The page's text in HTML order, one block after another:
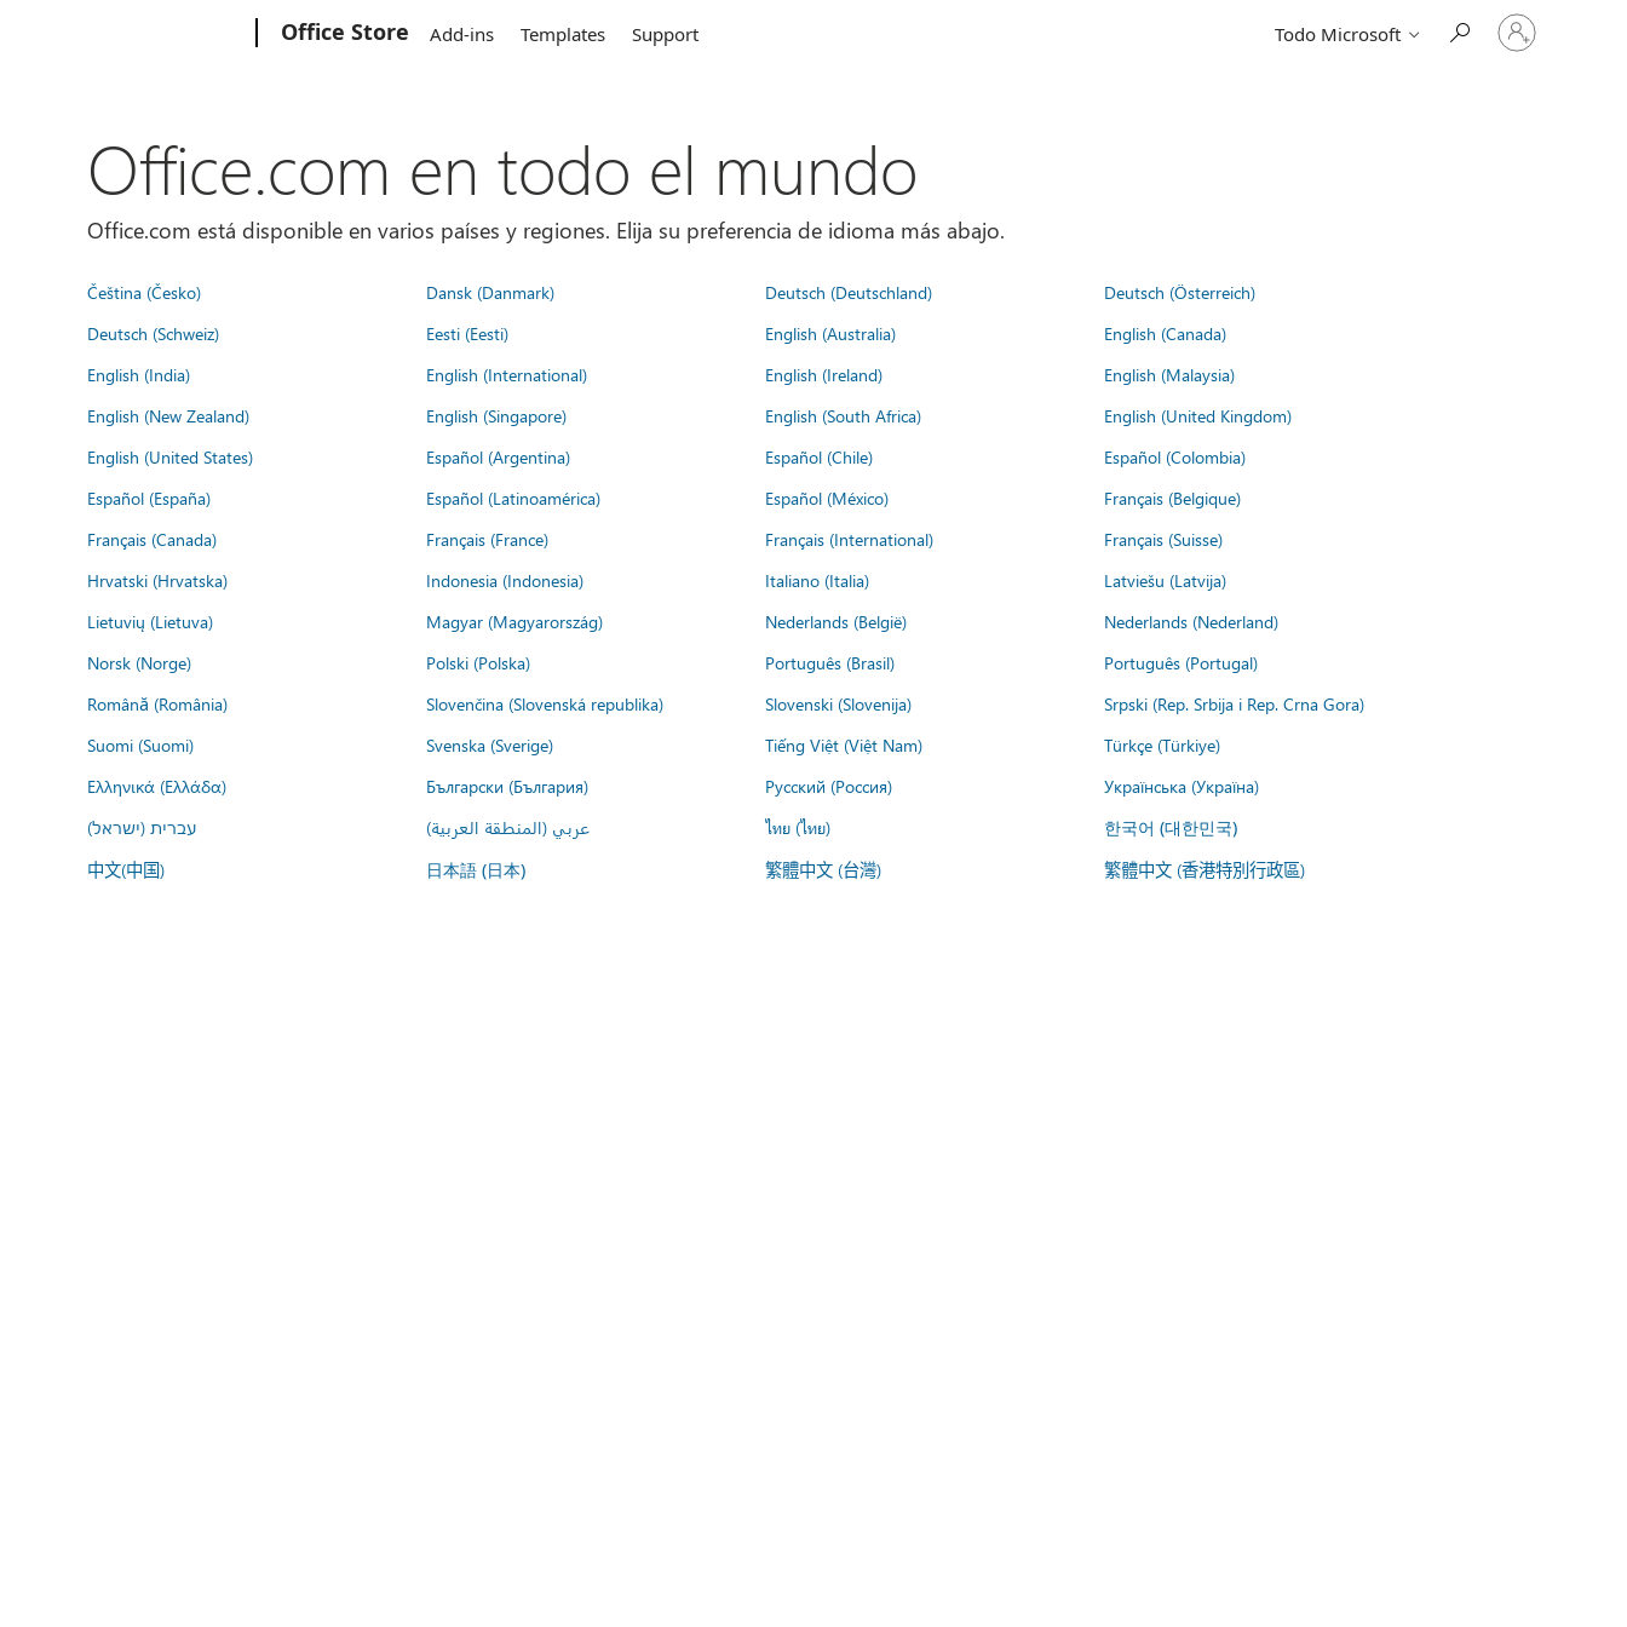
Office Store Add-ins Templates Support Todo Microsoft
Iniciar
sesión
Office.com en todo el mundo
Office.com está disponible en varios países y regiones. Elija su preferencia de idioma más abajo.
Čeština (Česko) Dansk (Danmark) Deutsch (Deutschland)
Deutsch (Österreich)
Deutsch (Schweiz)
Eesti (Eesti) English (Australia)
English (Canada)
English (India)
English (International) English (Ireland)
English (Malaysia)
English (New Zealand)
English (Singapore) English (South Africa)
English (United Kingdom)
English (United States)
Español (Argentina) Español (Chile)
Español (Colombia)
Español (España)
Español (Latinoamérica) Español (México)
Français (Belgique)
Français (Canada)
Français (France) Français (International)
Français (Suisse)
Hrvatski (Hrvatska)
Indonesia (Indonesia) Italiano (Italia)
Latviešu (Latvija)
Lietuvių (Lietuva)
Magyar (Magyarország) Nederlands (België)
Nederlands (Nederland)
Norsk (Norge)
Polski (Polska) Português (Brasil)
Português (Portugal)
Română (România)
Slovenčina (Slovenská republika) Slovenski (Slovenija)
Srpski (Rep. Srbija i Rep. Crna Gora)
Suomi (Suomi)
Svenska (Sverige) Tiếng Việt (Việt Nam)
Türkçe (Türkiye)
Ελληνικά (Ελλάδα)
Български (България) Русский (Россия)
Українська (Україна)
עברית (ישראל)
عربي (المنطقة العربية) ไทย (ไทย) 한국어 (대한민국)
中文(中国) 日本語 (日本) 繁體中文 (台灣) 繁體中文 (香港特別行政區)